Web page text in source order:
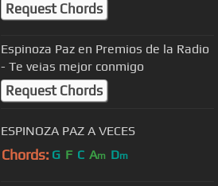
Request Chords
Espinoza Paz en Premios de la Radio
- Te veias mejor conmigo
Request Chords
ESPINOZA PAZ A VECES
Chords: G F C Am Dm